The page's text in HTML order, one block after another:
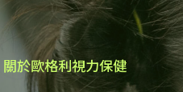
關於歐格利視力保健